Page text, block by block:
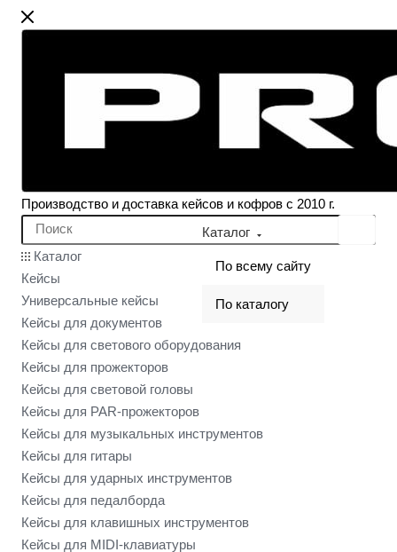
Производство и доставка кейсов и кофров с 2010 г.
Каталог
По всему сайту
По каталогу
Каталог
Кейсы
Универсальные кейсы
Кейсы для документов
Кейсы для светового оборудования
Кейсы для прожекторов
Кейсы для световой головы
Кейсы для PAR-прожекторов
Кейсы для музыкальных инструментов
Кейсы для гитары
Кейсы для ударных инструментов
Кейсы для педалборда
Кейсы для клавишных инструментов
Кейсы для MIDI-клавиатуры